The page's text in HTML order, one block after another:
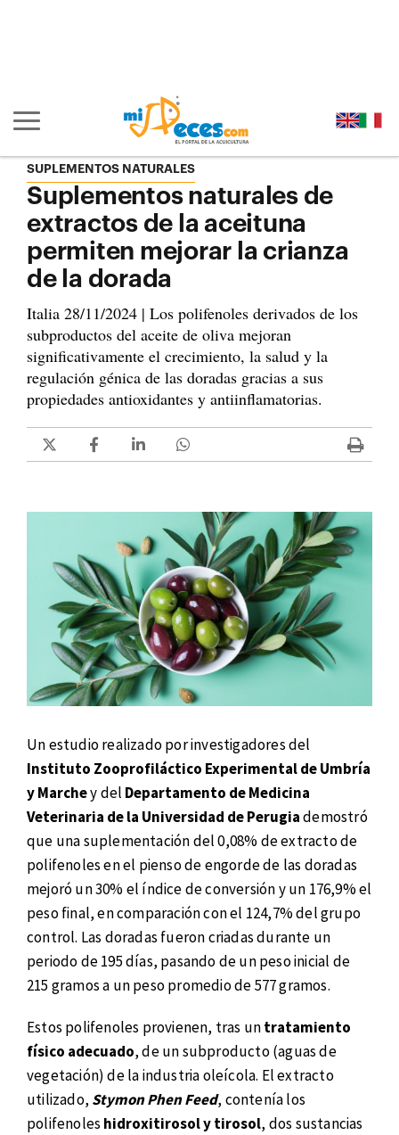
Mostrar/ocultar navegación principal
SUPLEMENTOS NATURALES
Suplementos naturales de
extractos de la aceituna
permiten mejorar la crianza
de la dorada
Italia 28/11/2024 | Los polifenoles derivados de los
subproductos del aceite de oliva mejoran
significativamente el crecimiento, la salud y la
regulación génica de las doradas gracias a sus
propiedades antioxidantes y antiinflamatorias.
Un estudio realizado por investigadores del
Instituto Zooprofiláctico Experimental de Umbría
y Marchey del Departamento de Medicina
Veterinaria de la Universidad de Perugiademostró
que una suplementación del 0,08% de extracto de
polifenoles en el pienso de engorde de las doradas
mejoró un 30% el índice de conversión y un 176,9% el
peso final, en comparación con el 124,7% del grupo
control. Las doradas fueron criadas durante un
periodo de 195 días, pasando de un peso inicial de
215 gramos a un peso promedio de 577 gramos.
Estos polifenoles provienen, tras untratamiento
físico adecuado, de un subproducto (aguas de
vegetación) de la industria oleícola. El extracto
utilizado, Stymon Phen Feed, contenía los
polifenoles hidroxitirosol y tirosol, dos sustancias